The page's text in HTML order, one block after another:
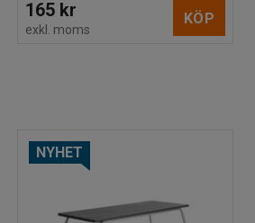
165 kr
exkl. moms
KÖP
NYHET